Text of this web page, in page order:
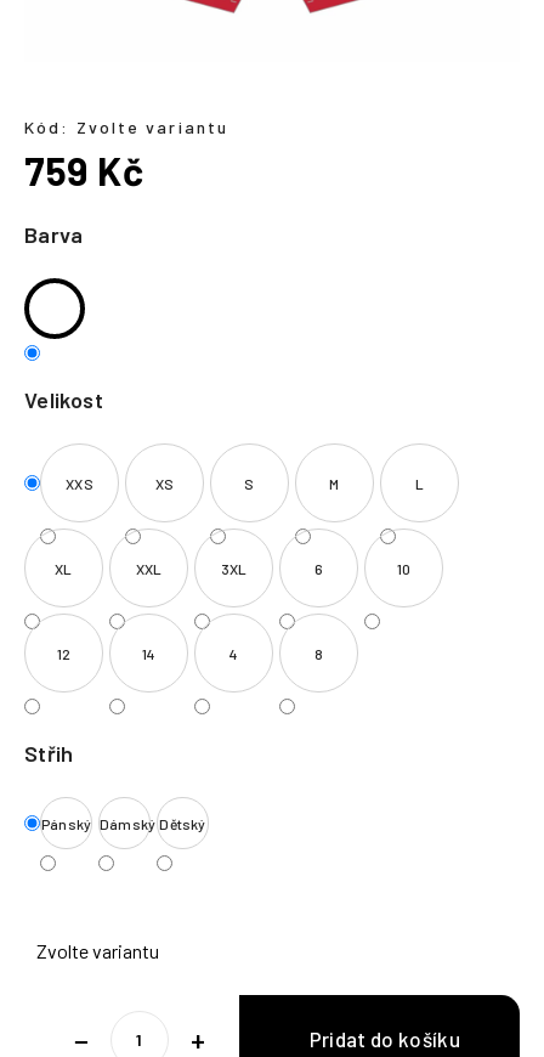
Barva
Velikost
XXS XS S M L
XL XXL 3XL 6 10
12 14 4 8
Střih
Pánský Dámský Dětský
Zvolte variantu
+
−
Kód: Zvolte variantu
759 Kč
cena:
t
?